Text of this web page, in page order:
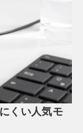
くい人気モ